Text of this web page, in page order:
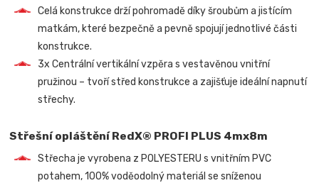
Celá konstrukce drží pohromadě díky šroubům a jistícím
matkám, které bezpečně a pevně spojují jednotlivé části
konstrukce.
3x Centrální vertikální vzpěra s vestavěnou vnitřní
pružinou – tvoří střed konstrukce a zajišťuje ideální napnutí
střechy.
Střešní opláštění RedX® PROFI PLUS 4mx8m
Střecha je vyrobena z POLYESTERU s vnitřním PVC
potahem, 100% voděodolný materiál se sníženou